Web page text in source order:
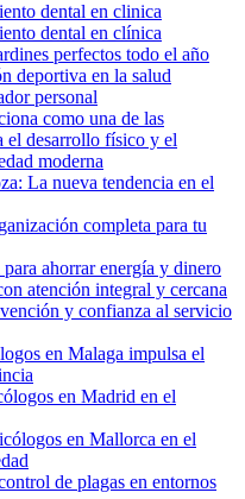
dental en clinica
dental en clínica
perfectos todo el año
deportiva en la salud
personal
como una de las
el desarrollo físico y el
moderna
La nueva tendencia en el
completa para tu
ahorrar energía y dinero
atención integral y cercana
y confianza al servicio
en Malaga impulsa el
en Madrid en el
en Mallorca en el
de plagas en entornos